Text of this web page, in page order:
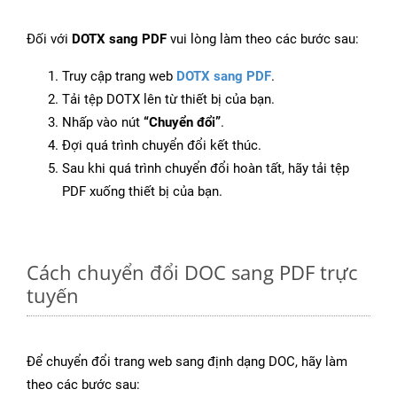
Đối với DOTX sang PDF vui lòng làm theo các bước sau:
Truy cập trang web DOTX sang PDF.
Tải tệp DOTX lên từ thiết bị của bạn.
Nhấp vào nút “Chuyển đổi”.
Đợi quá trình chuyển đổi kết thúc.
Sau khi quá trình chuyển đổi hoàn tất, hãy tải tệp
PDF xuống thiết bị của bạn.
Cách chuyển đổi DOC sang PDF trực
tuyến
Để chuyển đổi trang web sang định dạng DOC, hãy làm
theo các bước sau: